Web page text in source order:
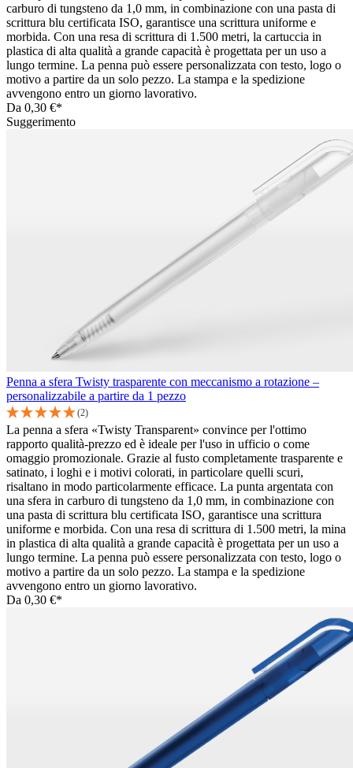
carburo di tungsteno da 1,0 mm, in combinazione con una pasta di
scrittura blu certificata ISO, garantisce una scrittura uniforme e
morbida. Con una resa di scrittura di 1.500 metri, la cartuccia in
plastica di alta qualità a grande capacità è progettata per un uso a
lungo termine. La penna può essere personalizzata con testo, logo o
motivo a partire da un solo pezzo. La stampa e la spedizione
avvengono entro un giorno lavorativo.
Da 0,30 €*
Suggerimento
Penna a sfera Twisty trasparente con meccanismo a rotazione –
personalizzabile a partire da 1 pezzo
(2)
La penna a sfera «Twisty Transparent» convince per l'ottimo
rapporto qualità-prezzo ed è ideale per l'uso in ufficio o come
omaggio promozionale. Grazie al fusto completamente trasparente e
satinato, i loghi e i motivi colorati, in particolare quelli scuri,
risaltano in modo particolarmente efficace. La punta argentata con
una sfera in carburo di tungsteno da 1,0 mm, in combinazione con
una pasta di scrittura blu certificata ISO, garantisce una scrittura
uniforme e morbida. Con una resa di scrittura di 1.500 metri, la mina
in plastica di alta qualità a grande capacità è progettata per un uso a
lungo termine. La penna può essere personalizzata con testo, logo o
motivo a partire da un solo pezzo. La stampa e la spedizione
avvengono entro un giorno lavorativo.
Da 0,30 €*